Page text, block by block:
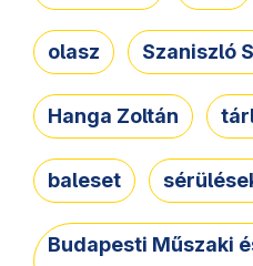
olasz Szaniszló
Hanga Zoltán
baleset
Budapesti Műszaki